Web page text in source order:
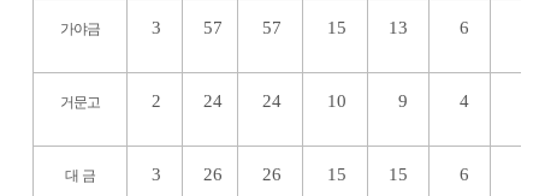
가야금 3 57 57 15 13 6
거문고 2 24 24 10 9 4
대 금 3 26 26 15 15 6